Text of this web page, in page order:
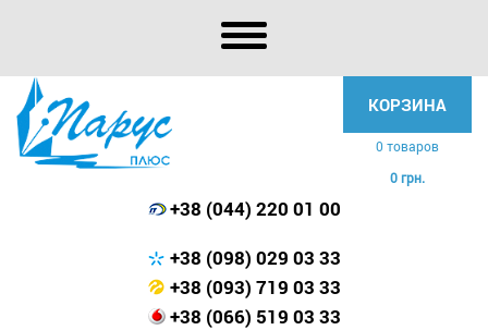
КОРЗИНА
0 товаров
0 грн.
+38 (044) 220 01 00
+38 (098) 029 03 33
+38 (093) 719 03 33
+38 (066) 519 03 33